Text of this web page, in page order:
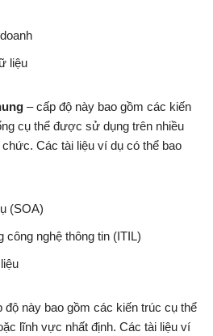
liệu
– cấp độ này bao gồm các kiến
cụ thể được sử dụng trên nhiều
Các tài liệu ví dụ có thể bao
(SOA)
nghệ thông tin (ITIL)
độ này bao gồm các kiến trúc cụ thể
lĩnh vực nhất định. Các tài liệu ví